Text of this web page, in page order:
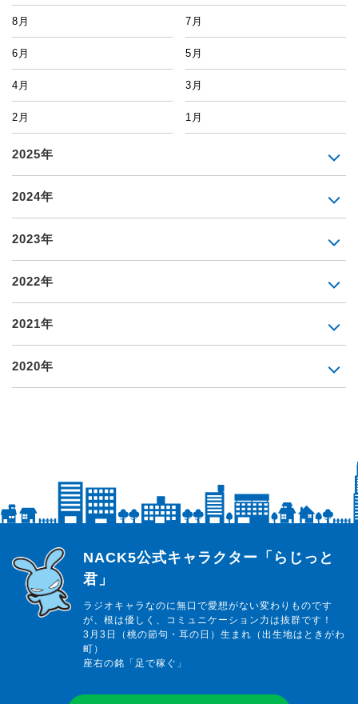
8月 7月
6月 5月
4月 3月
2月 1月
2025年
2024年
2023年
2022年
2021年
2020年
らじっと君
NACK5公式キャラクター「らじっと
君」
ラジオキャラなのに無口で愛想がない変わりものです
が、根は優しく、コミュニケーション力は抜群です！
3月3日（桃の節句・耳の日）生まれ（出生地はときがわ
町）
座右の銘「足で稼ぐ」